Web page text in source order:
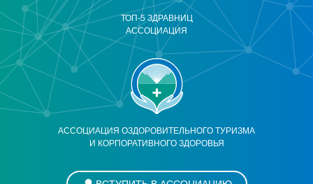
АССОЦИАЦИЯ ОЗДОРОВИТЕЛЬНОГО ТУРИЗМА
И КОРПОРАТИВНОГО ЗДОРОВЬЯ
ТОП-5 ЗДРАВНИЦ
АССОЦИАЦИЯ